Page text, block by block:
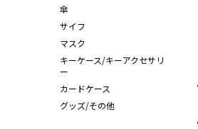
傘
サイフ
マスク
キーケース/キーアクセサリ
ー
カードケース
グッズ/その他